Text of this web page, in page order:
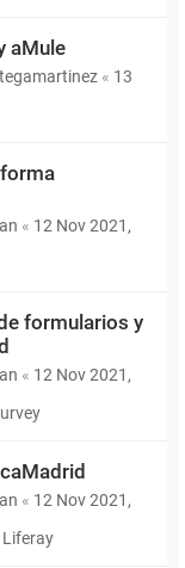
aMule
« 13
« 12 Nov 2021,
formularios y
« 12 Nov 2021,
« 12 Nov 2021,
Liferay